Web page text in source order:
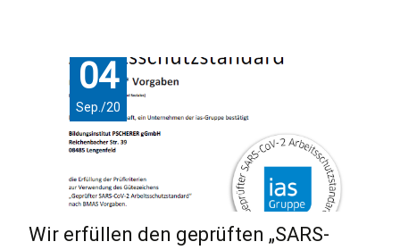
04
Sep./20
Wir erfüllen den geprüften „SARS-